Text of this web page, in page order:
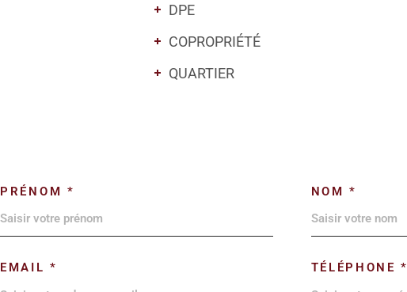
DPE
COPROPRIÉTÉ
QUARTIER
PRÉNOM * NOM *
EMAIL * TÉLÉPHONE *